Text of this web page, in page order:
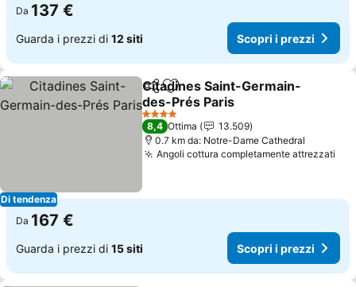
Da 137 €
Guarda i prezzi di 12 siti Scopri i prezzi
Di tendenza
CondividiAggiungi ai preferiti
Citadines Saint-Germain-
des-Prés Paris
4 Stelle
8,4 Ottima
13.509
0.7 km da: Notre-Dame Cathedral
Angoli cottura completamente attrezzati
Da 167 €
Guarda i prezzi di 15 siti Scopri i prezzi